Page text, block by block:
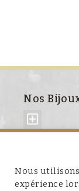
Nos
À propos
Nous
expérience